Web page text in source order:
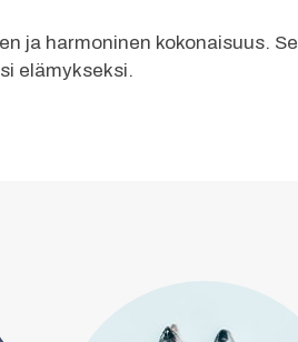
ja harmoninen kokonaisuus. Se
elämykseksi.